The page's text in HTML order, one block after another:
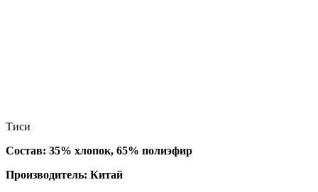
Тиси
Состав: 35% хлопок, 65% полиэфир
Производитель: Китай